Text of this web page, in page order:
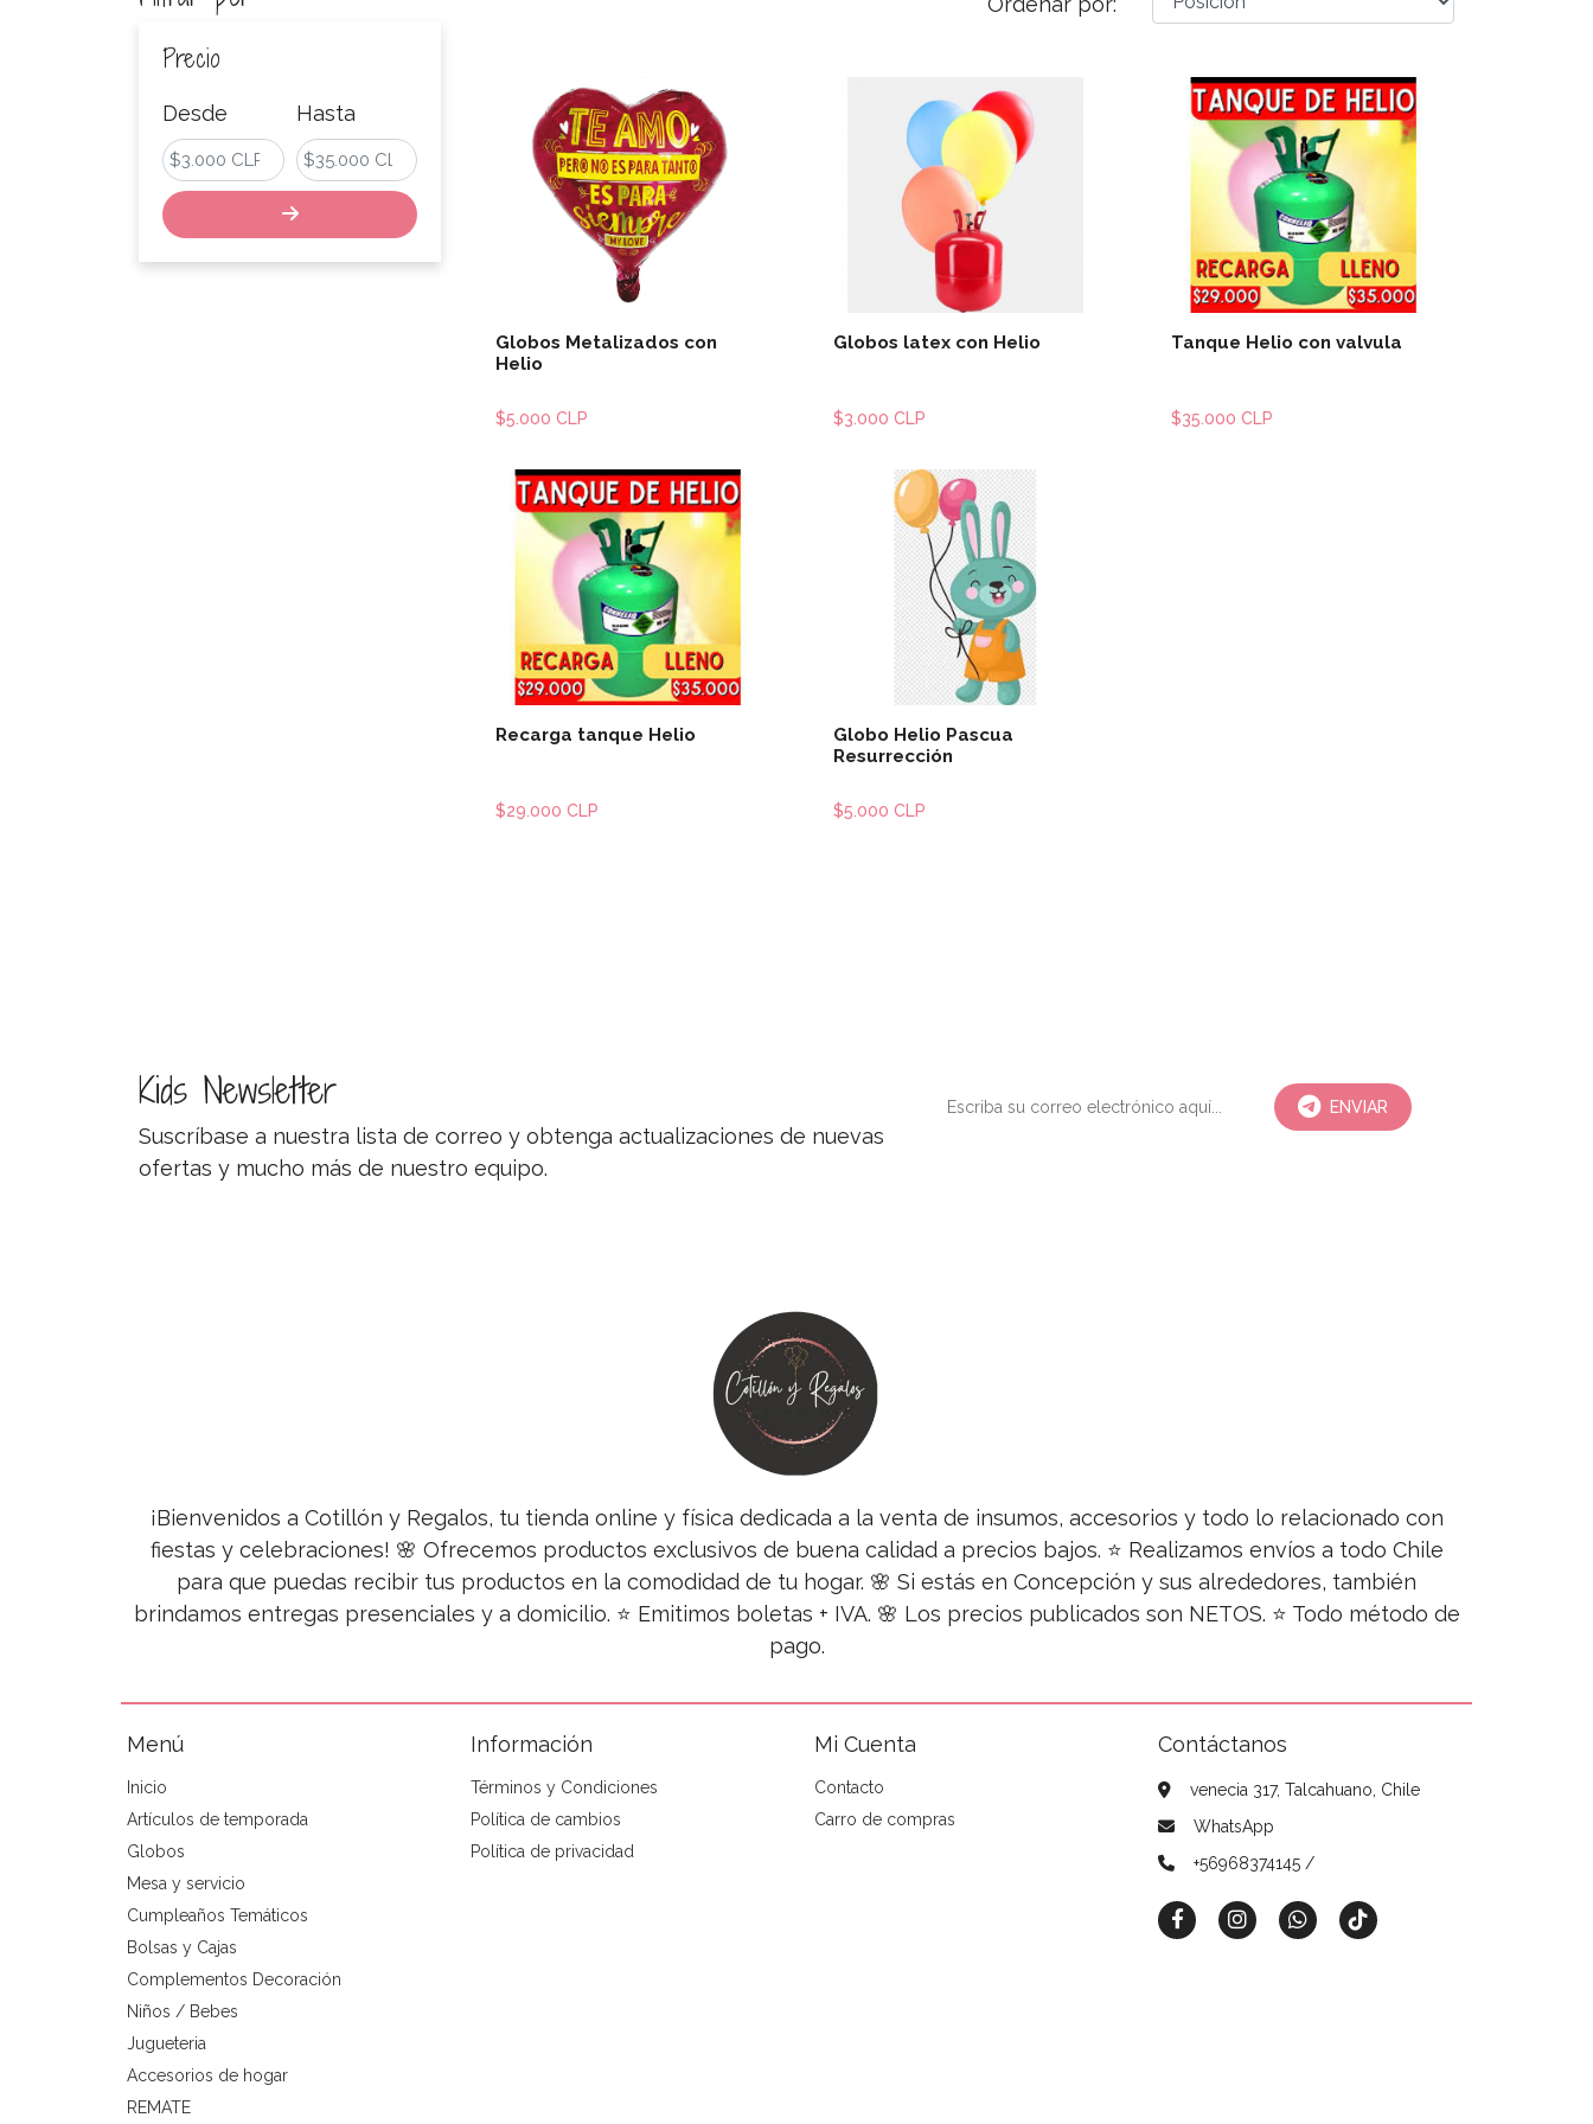
Precio
Desde Hasta
Globos Metalizados con
Helio
Ver detalles
$5.000 CLP
Globos latex con Helio
$3.000 CLP
Tanque Helio con valvula
Ver detalles
$35.000 CLP
Recarga tanque Helio
Ver detalles
$29.000 CLP
Globo Helio Pascua
Resurrección
Ver detalles
$5.000 CLP
Kids Newsletter
Suscríbase a nuestra lista de correo y obtenga actualizaciones de nuevas
ofertas y mucho más de nuestro equipo.
ENVIAR
¡Bienvenidos a Cotillón y Regalos, tu tienda online y física dedicada a la venta de insumos, accesorios y todo lo relacionado con
fiestas y celebraciones! 🌸 Ofrecemos productos exclusivos de buena calidad a precios bajos. ⭐ Realizamos envíos a todo Chile
para que puedas recibir tus productos en la comodidad de tu hogar. 🌸 Si estás en Concepción y sus alrededores, también
brindamos entregas presenciales y a domicilio. ⭐ Emitimos boletas + IVA. 🌸 Los precios publicados son NETOS. ⭐ Todo método de
pago.
Menú
Inicio
Artículos de temporada
Globos
Mesa y servicio
Cumpleaños Temáticos
Bolsas y Cajas
Complementos Decoración
Niños / Bebes
Jugueteria
Accesorios de hogar
REMATE
Información
Términos y Condiciones
Política de cambios
Política de privacidad
Mi Cuenta
Contacto
Carro de compras
Contáctanos
venecia 317, Talcahuano, Chile
WhatsApp
+56968374145 /